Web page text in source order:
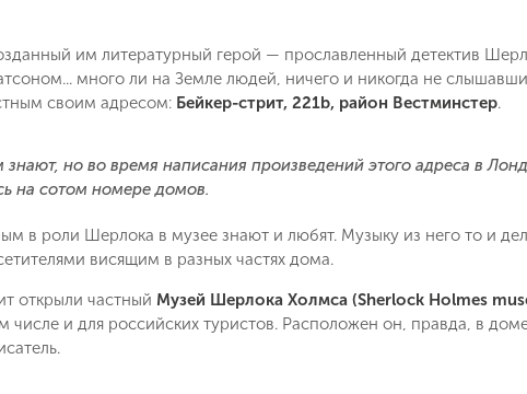
Наш менеджер свяжется с вами
ближайшее время
выгодную цену!
снижении цены на туры по
выбранным критериямк менеджеру Ольга
им литературный герой — прославленный детектив
много ли на Земле людей, ничего и никогда не
своим адресом: Бейкер-стрит, 221b, район Вестминстер.
знают, но во время написания произведений этого адреса в
на сотом номере домов.
в роли Шерлока в музее знают и любят. Музыку из него то и
висящим в разных частях дома.
открыли частный Музей Шерлока Холмса (Sherlock Holmes
числе и для российских туристов. Расположен он, правда, в